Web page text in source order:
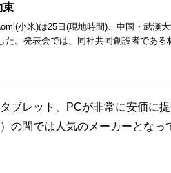
束
小米)は25日(現地時間)、中国・武漢
た。発表会では、同社共同創設者である
ブレット、PCが非常に安価に
の間では人気のメーカーとなっ